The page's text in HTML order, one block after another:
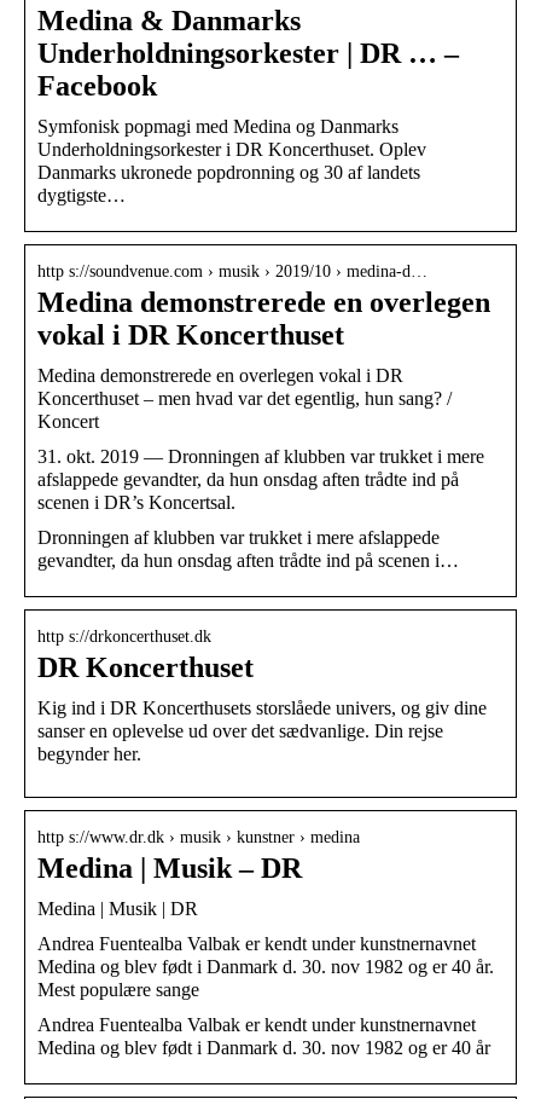
Medina & Danmarks
Underholdningsorkester | DR … –
Facebook
Symfonisk popmagi med Medina og Danmarks
Underholdningsorkester i DR Koncerthuset. Oplev
Danmarks ukronede popdronning og 30 af landets
dygtigste…
http s://soundvenue.com › musik › 2019/10 › medina-d…
Medina demonstrerede en overlegen
vokal i DR Koncerthuset
Medina demonstrerede en overlegen vokal i DR
Koncerthuset – men hvad var det egentlig, hun sang? /
Koncert
31. okt. 2019 — Dronningen af klubben var trukket i mere
afslappede gevandter, da hun onsdag aften trådte ind på
scenen i DR’s Koncertsal.
Dronningen af klubben var trukket i mere afslappede
gevandter, da hun onsdag aften trådte ind på scenen i…
http s://drkoncerthuset.dk
DR Koncerthuset
Kig ind i DR Koncerthusets storslåede univers, og giv dine
sanser en oplevelse ud over det sædvanlige. Din rejse
begynder her.
http s://www.dr.dk › musik › kunstner › medina
Medina | Musik – DR
Medina | Musik | DR
Andrea Fuentealba Valbak er kendt under kunstnernavnet
Medina og blev født i Danmark d. 30. nov 1982 og er 40 år.
Mest populære sange
Andrea Fuentealba Valbak er kendt under kunstnernavnet
Medina og blev født i Danmark d. 30. nov 1982 og er 40 år